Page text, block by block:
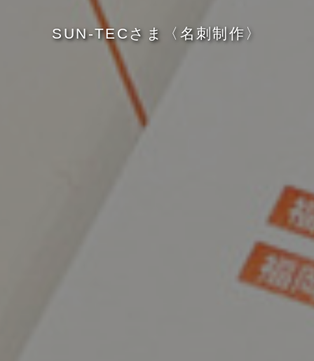
SUN-TEC さ ま 〈 名 刺制作 〉